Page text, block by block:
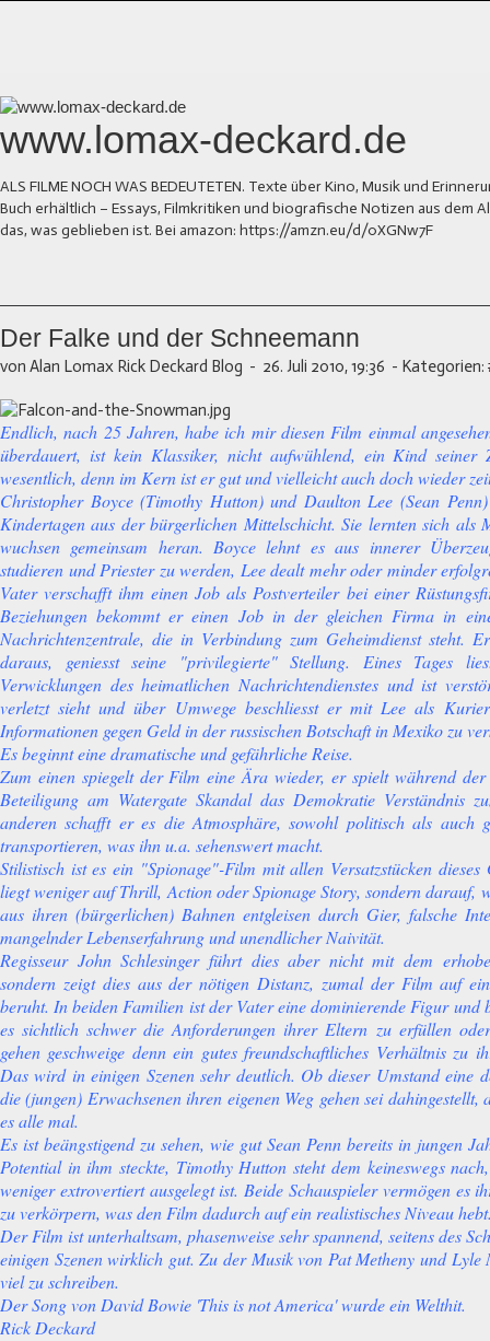
www.lomax-deckard.de
ALS FILME NOCH WAS BEDEUTETEN. Texte über Kino, Musik und
Buch erhältlich – Essays, Filmkritiken und biografische Notizen aus dem
das, was geblieben ist. Bei amazon: https://amzn.eu/d/0XGNw7F
Der Falke und der Schneemann
von Alan Lomax Rick Deckard Blog - 26. Juli 2010, 19:36 - Kategorien:
Endlich, nach 25 Jahren, habe ich mir diesen Film einmal
überdauert, ist kein Klassiker, nicht aufwühlend, ein Kind
wesentlich, denn im Kern ist er gut und vielleicht auch doch wieder
Christopher Boyce (Timothy Hutton) und Daulton Lee (Sean
Kindertagen aus der bürgerlichen Mittelschicht. Sie lernten sich als
wuchsen gemeinsam heran. Boyce lehnt es aus innerer
studieren und Priester zu werden, Lee dealt mehr oder minder
Vater verschafft ihm einen Job als Postverteiler bei einer
Beziehungen bekommt er einen Job in der gleichen Firma in
Nachrichtenzentrale, die in Verbindung zum Geheimdienst steht.
daraus, geniesst seine "privilegierte" Stellung. Eines Tages
Verwicklungen des heimatlichen Nachrichtendienstes und ist
verletzt sieht und über Umwege beschliesst er mit Lee als
Informationen gegen Geld in der russischen Botschaft in Mexiko zu
Es beginnt eine dramatische und gefährliche Reise.
Zum einen spiegelt der Film eine Ära wieder, er spielt während
Beteiligung am Watergate Skandal das Demokratie Verständnis
anderen schafft er es die Atmosphäre, sowohl politisch als auch
transportieren, was ihn u.a. sehenswert macht.
Stilistisch ist es ein "Spionage"-Film mit allen Versatzstücken
liegt weniger auf Thrill, Action oder Spionage Story, sondern darauf,
aus ihren (bürgerlichen) Bahnen entgleisen durch Gier, falsche
mangelnder Lebenserfahrung und unendlicher Naivität.
Regisseur John Schlesinger führt dies aber nicht mit dem
sondern zeigt dies aus der nötigen Distanz, zumal der Film auf
beruht. In beiden Familien ist der Vater eine dominierende Figur und
es sichtlich schwer die Anforderungen ihrer Eltern zu erfüllen
gehen geschweige denn ein gutes freundschaftliches Verhältnis zu
Das wird in einigen Szenen sehr deutlich. Ob dieser Umstand eine
die (jungen) Erwachsenen ihren eigenen Weg gehen sei
es alle mal.
Es ist beängstigend zu sehen, wie gut Sean Penn bereits in jungen
Potential in ihm steckte, Timothy Hutton steht dem keineswegs
weniger extrovertiert ausgelegt ist. Beide Schauspieler vermögen es
zu verkörpern, was den Film dadurch auf ein realistisches Niveau
Der Film ist unterhaltsam, phasenweise sehr spannend, seitens des
einigen Szenen wirklich gut. Zu der Musik von Pat Metheny und
viel zu schreiben.
Der Song von David Bowie 'This is not America' wurde ein Welthit.
Rick Deckard